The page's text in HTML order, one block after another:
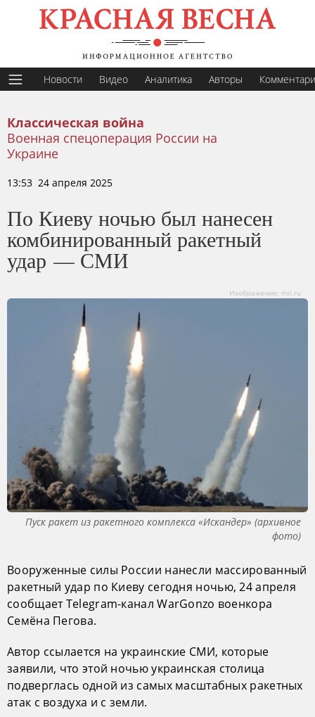
Новости Видео Аналитика Авторы
Классическая война
Военная спецоперация России на
Украине
13:53 24 апреля 2025
По Киеву ночью был нанесен
комбинированный ракетный
удар — СМИ
Изображение: mil.ru
Пуск ракет из ракетного комплекса «Искандер» (архивное
фото)
Вооруженные силы России нанесли массированный
ракетный удар по Киеву сегодня ночью, 24 апреля
сообщает Telegram-канал WarGonzo военкора
Семёна Пегова.
Автор ссылается на украинские СМИ, которые
заявили, что этой ночью украинская столица
подверглась одной из самых масштабных ракетных
атак с воздуха и с земли.